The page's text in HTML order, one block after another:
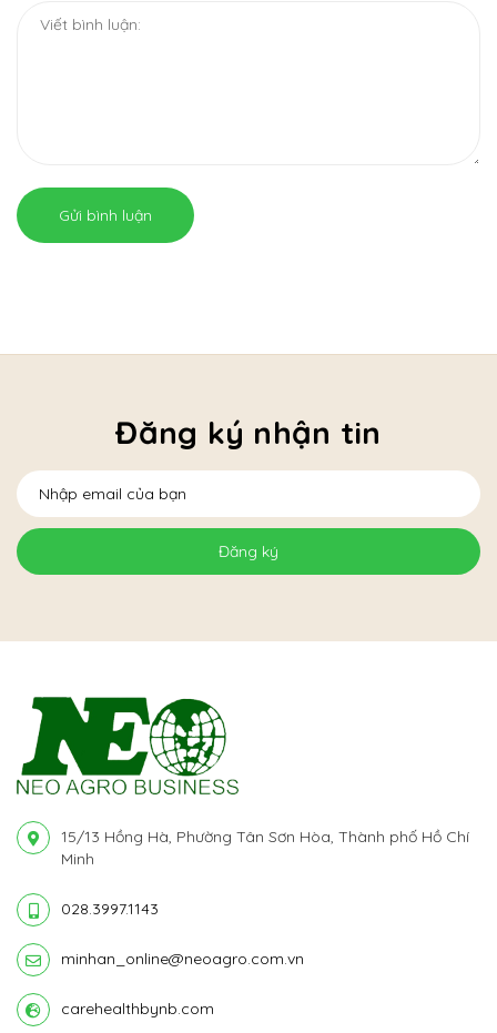
Gửi bình luận
Đăng ký nhận tin
Đăng ký
15/13 Hồng Hà, Phường Tân Sơn Hòa, Thành phố Hồ Chí
Minh
028.3997.1143
minhan_online@neoagro.com.vn
carehealthbynb.com